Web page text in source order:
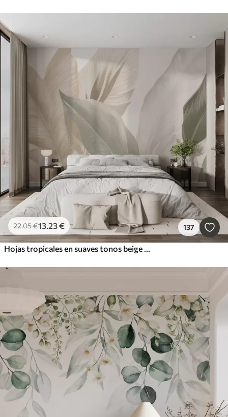
22.05€13.23€ 137
Hojas tropicales en suaves tonos beige y verde, con efecto acuarela y suaves transiciones de color